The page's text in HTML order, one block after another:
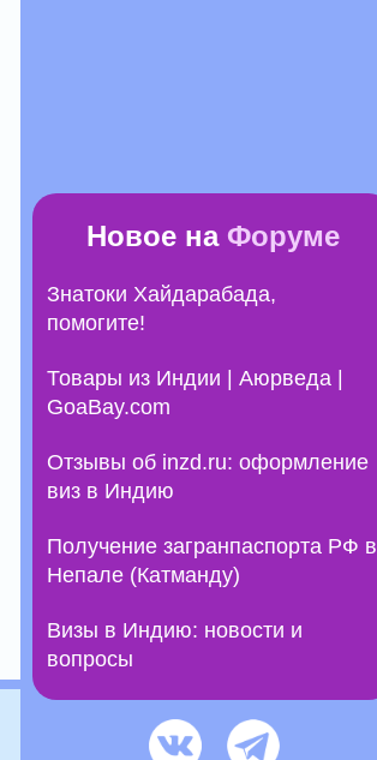
Новое на Форуме
Знатоки Хайдарабада,
помогите!
Товары из Индии | Аюрведа |
GoaBay.com
Отзывы об inzd.ru: оформление
виз в Индию
Получение загранпаспорта РФ в
Непале (Катманду)
Визы в Индию: новости и
вопросы